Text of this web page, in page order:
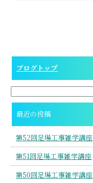
ブログトップ
最近の投稿
第52回足場工事雑学講座
第51回足場工事雑学講座
第50回足場工事雑学講座